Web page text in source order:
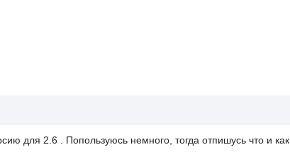
для 2.6 . Попользуюсь немного, тогда отпишусь что и как.